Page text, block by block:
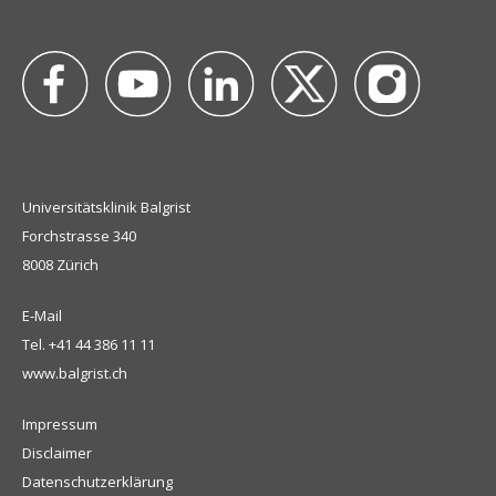
Universitätsklinik Balgrist
Forchstrasse 340
8008 Zürich
E-Mail
Tel. +41 44 386 11 11
www.balgrist.ch
Impressum
Disclaimer
Datenschutzerklärung